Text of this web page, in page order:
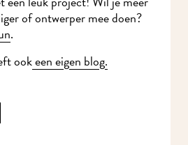
of ontwerper mee doen?
.
ookeen eigen blog.